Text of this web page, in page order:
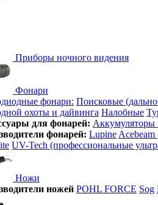
Приборы ночного видения
Фонари
фонари: Поисковые
охоты и дайвинга Налобные
для фонарей: Аккумуляторы
фонарей: Lupine
UV-Tech (профессиональные
Ножи
ножей POHL FORCE Sog